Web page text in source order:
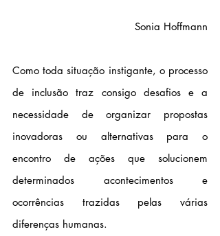
Sonia Hoffmann
Como toda situação instigante, o processo
de inclusão traz consigo desafios e a
necessidade de organizar propostas
inovadoras ou alternativas para o
encontro de ações que solucionem
determinados acontecimentos e
ocorrências trazidas pelas várias
diferenças humanas.